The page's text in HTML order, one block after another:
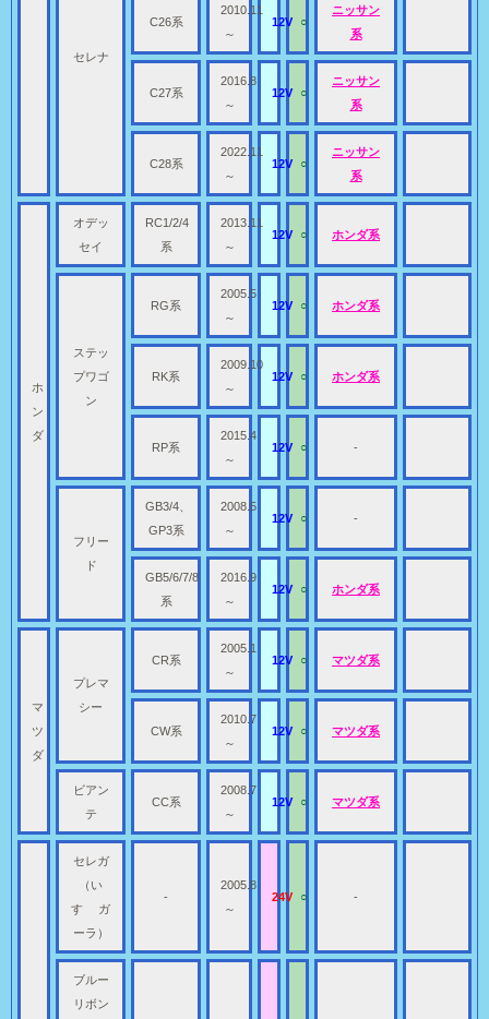
セレナ
C26系
2010.11
～
12V ○
ニッサン
系
C27系
2016.8
～
12V ○
ニッサン
系
C28系
2022.11
～
12V ○
ニッサン
系
ホ
ン
ダ
オデッ
セイ
RC1/2/4
系
2013.11
～
12V ○ ホンダ系
ステッ
プワゴ
ン
RG系
2005.5
～
12V ○ ホンダ系
RK系
2009.10
～
12V ○ ホンダ系
RP系
2015.4
～
12V ○ -
フリー
ド
GB3/4、
GP3系
2008.5
～
12V ○ -
GB5/6/7/8
系
2016.9
～
12V ○ ホンダ系
マ
ツ
ダ
プレマ
シー
CR系
2005.1
～
12V ○ マツダ系
CW系
2010.7
～
12V ○ マツダ系
ビアン
テ
CC系
2008.7
～
12V ○ マツダ系
セレガ
（い
すゞ ガ
ーラ）
-
2005.8
～
24V ○ -
ブルー
リボン